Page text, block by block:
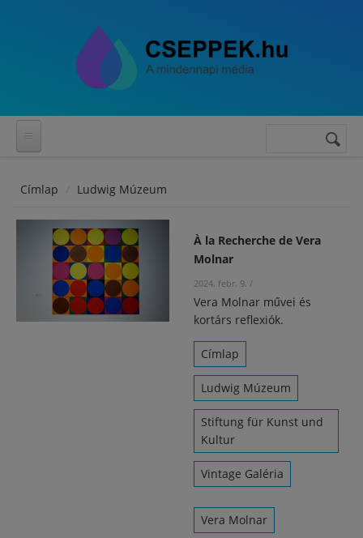
Keresés
Címlap Ludwig Múzeum
À la Recherche de Vera
Molnar
2024. febr. 9. /
Vera Molnar művei és
kortárs reflexiók.
Címlap
Ludwig Múzeum
Stiftung für Kunst und
Kultur
Vintage Galéria
Vera Molnar